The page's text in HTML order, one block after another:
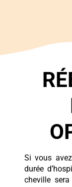
Si vous
durée
cheville